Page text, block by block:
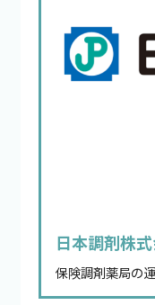
日本調剤株
保険調剤薬局の